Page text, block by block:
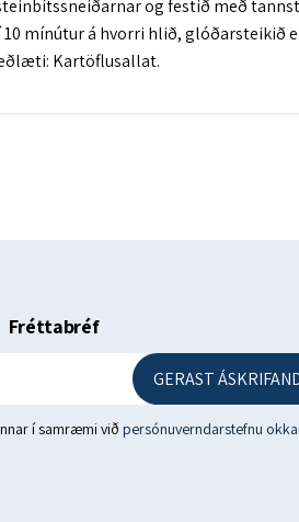
og festið með
10 mínútur á hvorri hlið, glóðarsteikið
Kartöflusallat.
Fréttabréf
GERAST
í samræmi við persónuverndarstefnu